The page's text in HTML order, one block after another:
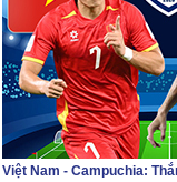
Việt Nam - Campuchia: